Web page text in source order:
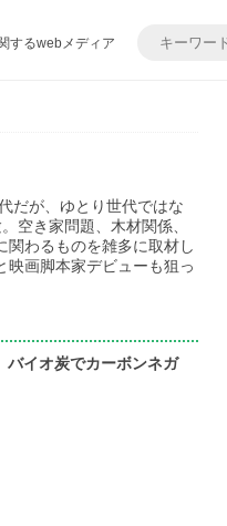
するwebメディア
だが、ゆとり世代ではな
空き家問題、木材関係、
関わるものを雑多に取材し
映画脚本家デビューも狙っ
バイオ炭でカーボンネガ